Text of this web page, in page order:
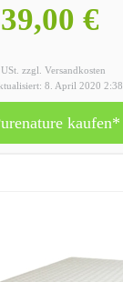
€
zzgl. Versandkosten
8. April 2020 2:38
kaufen*